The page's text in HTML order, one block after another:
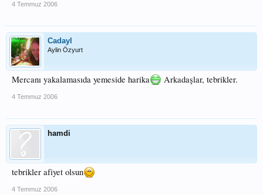
4 Temmuz 2006
Cadayl
Aylin Özyurt
Mercanı yakalamasıda yemeside harika Arkadaşlar, tebrikler.
4 Temmuz 2006
hamdi
tebrikler afiyet olsun
4 Temmuz 2006